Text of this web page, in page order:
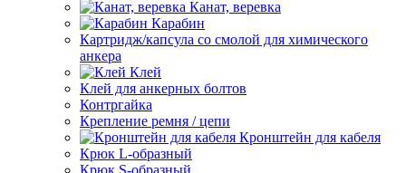
Канат, веревка
Карабин
Картридж/капсула со смолой для химического
анкера
Клей
Клей для анкерных болтов
Контргайка
Крепление ремня / цепи
Кронштейн для кабеля
Крюк L-образный
Крюк S-образный